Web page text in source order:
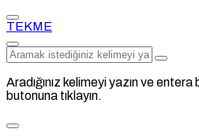
TEKME
Aradığınız kelimeyi yazın ve
butonuna tıklayın.